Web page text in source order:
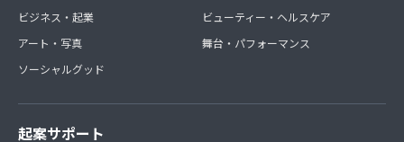
ビジネス・起業
アート・写真
ソーシャルグッド
ビューティー・ヘルスケア
舞台・パフォーマンス
起案サポート